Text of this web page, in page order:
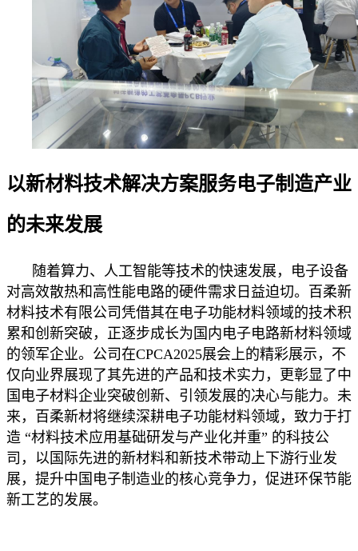
以新材料技术解决方案服务电子制造产业
的未来发展
随着算力、人工智能等技术的快速发展，电子设备
对高效散热和高性能电路的硬件需求日益迫切。百柔新
材料技术有限公司凭借其在电子功能材料领域的技术积
累和创新突破，正逐步成长为国内电子电路新材料领域
的领军企业。公司在CPCA2025展会上的精彩展示，不
仅向业界展现了其先进的产品和技术实力，更彰显了中
国电子材料企业突破创新、引领发展的决心与能力。未
来，百柔新材将继续深耕电子功能材料领域，致力于打
造 “材料技术应用基础研发与产业化并重” 的科技公
司，以国际先进的新材料和新技术带动上下游行业发
展，提升中国电子制造业的核心竞争力，促进环保节能
新工艺的发展。